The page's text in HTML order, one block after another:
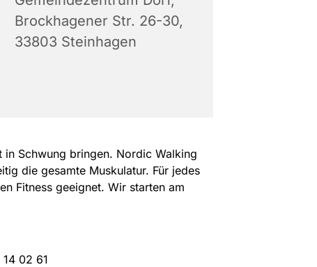
Brockhagener Str. 26-30,
33803 Steinhagen
in Schwung bringen. Nordic Walking
die gesamte Muskulatur. Für jedes
Fitness geeignet. Wir starten am
02 61